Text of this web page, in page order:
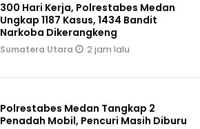
300 Hari Kerja, Polrestabes Medan
Ungkap 1187 Kasus, 1434 Bandit
Narkoba Dikerangkeng
Sumatera Utara 2 jam lalu
Polrestabes Medan Tangkap 2
Penadah Mobil, Pencuri Masih Diburu